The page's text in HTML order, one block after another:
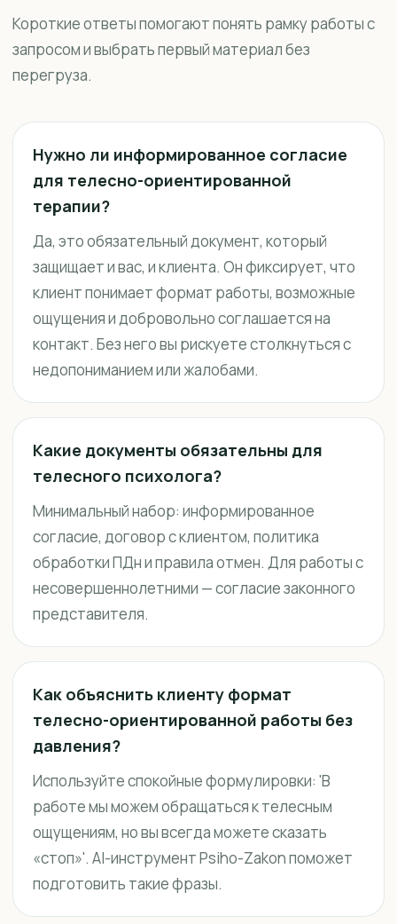
Короткие ответы помогают понять рамку работы с
запросом и выбрать первый материал без
перегруза.
Нужно ли информированное согласие
для телесно-ориентированной
терапии?
Да, это обязательный документ, который
защищает и вас, и клиента. Он фиксирует, что
клиент понимает формат работы, возможные
ощущения и добровольно соглашается на
контакт. Без него вы рискуете столкнуться с
недопониманием или жалобами.
Какие документы обязательны для
телесного психолога?
Минимальный набор: информированное
согласие, договор с клиентом, политика
обработки ПДн и правила отмен. Для работы с
несовершеннолетними — согласие законного
представителя.
Как объяснить клиенту формат
телесно-ориентированной работы без
давления?
Используйте спокойные формулировки: 'В
работе мы можем обращаться к телесным
ощущениям, но вы всегда можете сказать
«стоп»'. AI-инструмент Psiho-Zakon поможет
подготовить такие фразы.